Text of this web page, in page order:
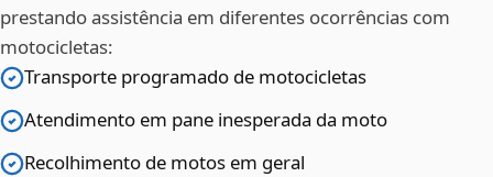
prestando assistência em diferentes ocorrências com
motocicletas:
Transporte programado de motocicletas
Atendimento em pane inesperada da moto
Recolhimento de motos em geral